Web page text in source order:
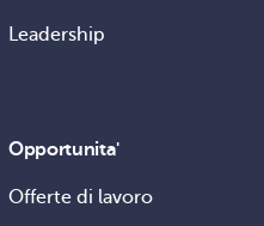
Leadership
Opportunita'
Offerte di lavoro